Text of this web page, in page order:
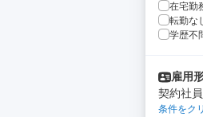
在宅勤
転勤な
学歴不
雇用
契約社員
条件をク